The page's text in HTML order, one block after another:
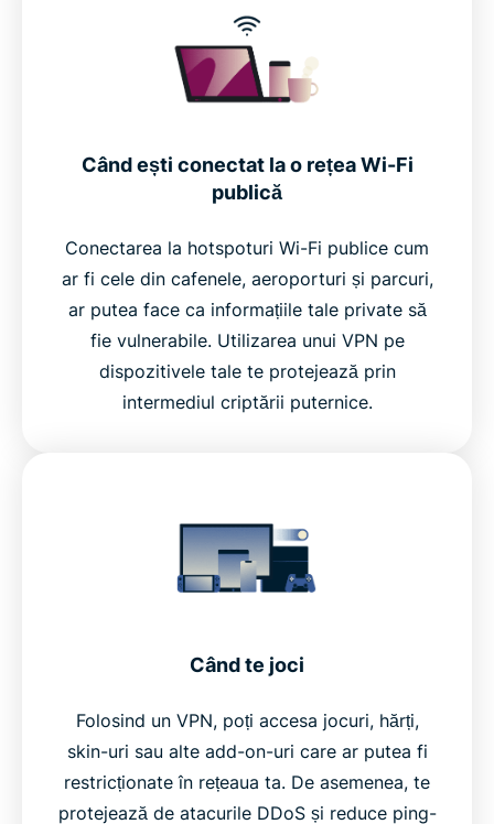
Când ești conectat la o rețea Wi-Fi
publică
Conectarea la hotspoturi Wi-Fi publice cum
ar fi cele din cafenele, aeroporturi și parcuri,
ar putea face ca informațiile tale private să
fie vulnerabile. Utilizarea unui VPN pe
dispozitivele tale te protejează prin
intermediul criptării puternice.
Când te joci
Folosind un VPN, poți accesa jocuri, hărți,
skin-uri sau alte add-on-uri care ar putea fi
restricționate în rețeaua ta. De asemenea, te
protejează de atacurile DDoS și reduce ping-